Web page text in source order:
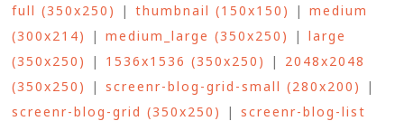
full (350x250) |thumbnail (150x150) |medium
(300x214)
|medium_large (350x250) |large
(350x250)
| 1536x1536 (350x250) | 2048x2048
(350x250)
|screenr-blog-grid-small (280x200)
|
screenr-blog-grid (350x250)
|screenr-blog-list